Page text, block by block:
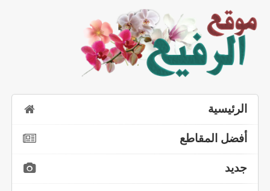
الرئيسية
أفضل المقاطع
جديد